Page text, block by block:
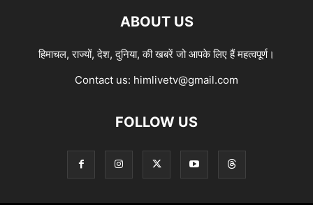
ABOUT US
हिमाचल, राज्यों, देश, दुनिया, की खबरें जो आपके लिए हैं महत्वपूर्ण।
Contact us: himlivetv@gmail.com
FOLLOW US